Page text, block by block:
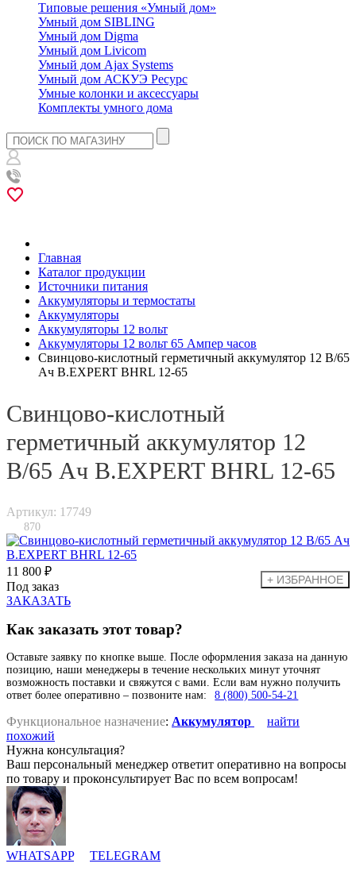
Типовые решения «Умный дом»
Умный дом SIBLING
Умный дом Digma
Умный дом Livicom
Умный дом Ajax Systems
Умный дом АСКУЭ Ресурс
Умные колонки и аксессуары
Комплекты умного дома
Главная
Каталог продукции
Источники питания
Аккумуляторы и термостаты
Аккумуляторы
Аккумуляторы 12 вольт
Аккумуляторы 12 вольт 65 Ампер часов
Свинцово-кислотный герметичный аккумулятор 12 В/65
Ач B.EXPERT BHRL 12-65
Свинцово-кислотный
герметичный аккумулятор 12
В/65 Ач B.EXPERT BHRL 12-65
Артикул: 17749
870
11 800 ₽
Под заказ
ЗАКАЗАТЬ
Как заказать этот товар?
Оставьте заявку по кнопке выше. После оформления заказа на данную
позицию, наши менеджеры в течение нескольких минут уточнят
возможность поставки и свяжутся с вами. Если вам нужно получить
ответ более оперативно – позвоните нам:
8 (800) 500-54-21
Функциональное назначение: Аккумулятор
найти
похожий
Нужна консультация?
Ваш персональный менеджер ответит оперативно на вопросы
по товару и проконсультирует Вас по всем вопросам!
WHATSAPP TELEGRAM